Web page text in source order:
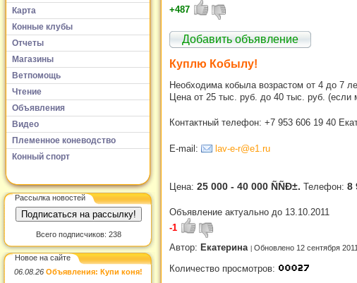
Карта
Конные клубы
Отчеты
Магазины
Ветпомощь
Чтение
Объявления
Видео
Племенное коневодство
Конный спорт
Рассылка новостей
Всего подписчиков: 238
Новое на сайте
06.08.26 Объявления: Купи коня!
+487
Добавить объявление
Куплю Кобылу!
Необходима кобыла возрастом от 4 до 7
Цена от 25 тыс. руб. до 40 тыс. руб. (если
Контактный телефон: +7 953 606 19 40
E-mail: lav-e-r@e1.ru
Цена: 25 000 - 40 000 ÑÑÐ±. Телефон: 8
Объявление актуально до 13.10.2011
-1
Автор: Екатерина Обновлено 12 сентября 2011
Количество просмотров: